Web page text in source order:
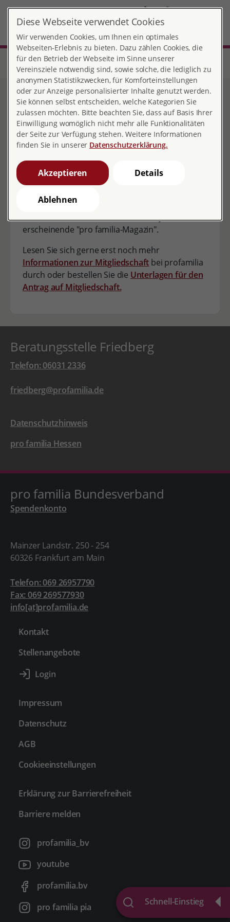
DE
Start Hessen Beratungsstelle Friedberg
Über uns
Mitgliedschaft
Schnell-Einstieg
Mitgliedschaft
Werden Sie Mitglied!
Die Arbeit von pro familia können Sie mit einer
Eine Jahresmitgliedschaft bei pro familia kostet
41,00 EUR und beinhaltet das vierteljährlich
erscheinende "pro familia-Magazin".
Lesen Sie sich gerne erst noch mehr
Informationen zur Mitgliedschaft bei profamilia
durch oder bestellen Sie die Unterlagen für den
Antrag auf Mitgliedschaft.
Beratungsstelle Friedberg
Telefon: 06031 2336
friedberg@profamilia.de
Datenschutzhinweis
pro familia Hessen
pro familia Bundesverband
Spendenkonto
Mainzer Landstr. 250 - 254
60326 Frankfurt am Main
Telefon: 069 26957790
Fax: 069 269577930
info[at]profamilia.de
Kontakt
Stellenangebote
Impressum
Datenschutz
AGB
Cookieeinstellungen
Erklärung zur Barrierefreiheit
Barriere melden
profamilia_bv
youtube
profamilia.bv
pro familia pia
Diese Webseite verwendet Cookies
Wir verwenden Cookies, um Ihnen ein optimales
Webseiten-Erlebnis zu bieten. Dazu zählen Cookies, die
für den Betrieb der Webseite im Sinne unserer
Vereinsziele notwendig sind, sowie solche, die lediglich zu
anonymen Statistikzwecken, für Komforteinstellungen
oder zur Anzeige personalisierter Inhalte genutzt werden.
Sie können selbst entscheiden, welche Kategorien Sie
zulassen möchten. Bitte beachten Sie, dass auf Basis Ihrer
Einwilligung womöglich nicht mehr alle Funktionalitäten
der Seite zur Verfügung stehen. Weitere Informationen
finden Sie in unserer Datenschutzerklärung.
Akzeptieren Details
Ablehnen